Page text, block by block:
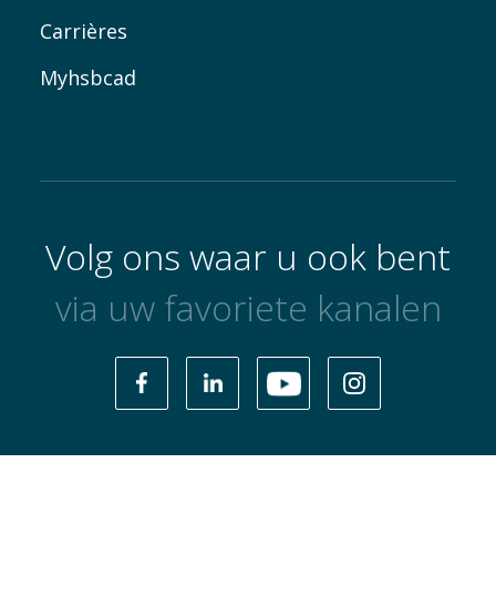
Carrières
Myhsbcad
Volg ons waar u ook bent
via uw favoriete kanalen